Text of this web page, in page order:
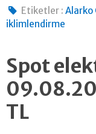
Etiketler : Alarko
iklimlendirme
Spot
TL